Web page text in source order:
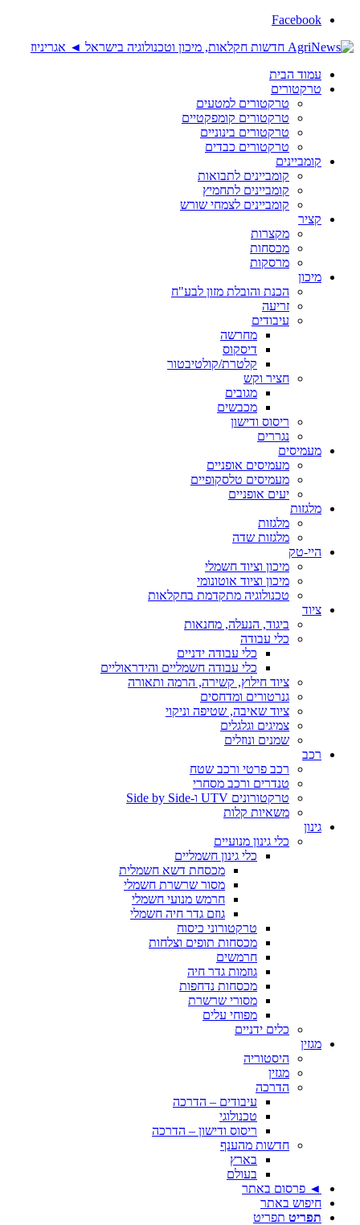
Facebook
עמוד הבית
טרקטורים
טרקטורים למטעים
טרקטורים קומפקטיים
טרקטורים בינוניים
טרקטורים כבדים
קומביינים
קומביינים לתבואות
קומביינים לתחמיץ
קומביינים לצמחי שורש
קציר
מקצרות
מכסחות
מרסקות
מיכון
הכנת והובלת מזון לבע"ח
זריעה
עיבודים
מחרשה
דיסקוס
קלטרת/קולטיבטור
חציר וקש
מגובים
מכבשים
ריסוס ודישון
נגררים
מעמיסים
מעמיסים אופניים
מעמיסים טלסקופיים
יעים אופניים
מלגזות
מלגזות
מלגזות שדה
היי-טק
מיכון וציוד חשמלי
מיכון וציוד אוטונומי
טכנולוגיה מתקדמת בחקלאות
ציוד
ביגוד, הנעלה, מחנאות
כלי עבודה
כלי עבודה ידניים
כלי עבודה חשמליים והידראוליים
ציוד חילוץ, קשירה, הרמה ותאורה
גנרטורים ומדחסים
ציוד שאיבה, שטיפה וניקוי
צמיגים וגלגלים
שמנים ונוזלים
רכב
רכב פרטי ורכב שטח
טנדרים ורכב מסחרי
טרקטורונים UTV ו-Side by Side
משאיות קלות
גינון
כלי גינון מנועיים
כלי גינון חשמליים
מכסחת דשא חשמלית
מסור שרשרת חשמלי
חרמש מנועי חשמלי
גוזם גדר חיה חשמלי
טרקטורוני כיסוח
מכסחות תופים וצלחות
חרמשים
גוזמות גדר חיה
מכסחות נדחפות
מסורי שרשרת
מפוחי עלים
כלים ידניים
מגזין
היסטוריה
מגזין
הדרכה
עיבודים – הדרכה
טכנולוגי
ריסוס ודישון – הדרכה
חדשות מהענף
בארץ
בעולם
◄ פרסום באתר
חיפוש באתר
תפריט תפריט